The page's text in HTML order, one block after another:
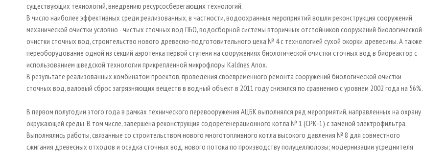
существующих технологий, внедрению ресурсосберегающих технологий.
В число наиболее эффективных среди реализованных, в частности, водоохранных мероприятий вошли реконструкция сооружений
механической очистки условно - чистых сточных вод ПБО, водосборной системы вторичных отстойников сооружений биологической
очистки сточных вод, строительство нового древесно-подготовительного цеха № 4 с технологией сухой окорки древесины. А также
переоборудование одной из секций аэротенка первой ступени на сооружениях биологической очистки сточных вод в биореактор с
использованием шведской технологии прикрепленной микрофлоры Kaldnes Anox.
В результате реализованных комбинатом проектов, проведения своевременного ремонта сооружений биологической очистки
сточных вод, валовый сброс загрязняющих веществ в водный объект в 2011 году снизился по сравнению с уровнем 2002 года на 56%.
В первом полугодии этого года в рамках технического перевооружения АЦБК выполнялся ряд мероприятий, направленных на охрану
окружающей среды. В том числе, завершена реконструкция содорегенерационного котла № 1 (СРК-1) с заменой электрофильтра.
Выполнялись работы, связанные со строительством нового многотопливного котла высокого давления № 8 для совместного
сжигания древесных отходов и осадка сточных вод, нового потока по производству полуцеллюлозы; модернизации усреднителя